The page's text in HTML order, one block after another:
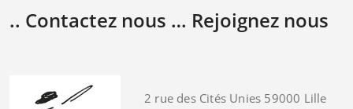
.. Contactez nous … Rejoignez nous
2 rue des Cités Unies 59000 Lille